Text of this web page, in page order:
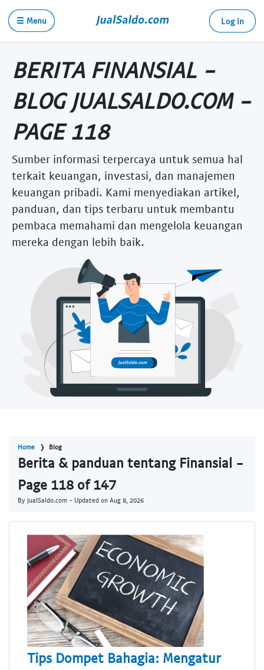
☰ Menu Log in
BERITA FINANSIAL -
BLOG JUALSALDO.COM -
PAGE 118
Sumber informasi terpercaya untuk semua hal
terkait keuangan, investasi, dan manajemen
keuangan pribadi. Kami menyediakan artikel,
panduan, dan tips terbaru untuk membantu
pembaca memahami dan mengelola keuangan
mereka dengan lebih baik.
Home Blog
Berita & panduan tentang Finansial -
Page 118 of 147
By JualSaldo.com - Updated on Aug 8, 2026
Tips Dompet Bahagia: Mengatur